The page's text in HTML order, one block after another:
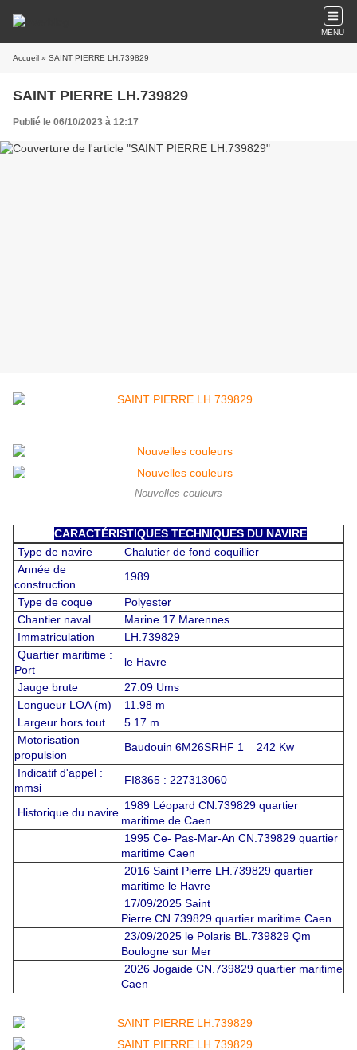
MENU
Accueil » SAINT PIERRE LH.739829
SAINT PIERRE LH.739829
Publié le 06/10/2023 à 12:17
Nouvelles couleurs
CARACTÉRISTIQUES TECHNIQUES DU NAVIRE
Type de navire
Chalutier de fond coquillier
Année de
construction
1989
Type de coque
Polyester
Chantier naval
Marine 17 Marennes
Immatriculation
LH.739829
Quartier maritime :
Port
le Havre
Jauge brute
27.09 Ums
Longueur LOA (m)
11.98 m
Largeur hors tout
5.17 m
Motorisation
propulsion
Baudouin 6M26SRHF 1 242 Kw
Indicatif d'appel :
mmsi
FI8365 : 227313060
Historique du navire
1989 Léopard CN.739829 quartier
maritime de Caen
1995 Ce- Pas-Mar-An CN.739829 quartier
maritime Caen
2016 Saint Pierre LH.739829 quartier
maritime le Havre
17/09/2025 Saint
Pierre CN.739829 quartier maritime Caen
23/09/2025 le Polaris BL.739829 Qm
Boulogne sur Mer
2026 Jogaide CN.739829 quartier maritime
Caen